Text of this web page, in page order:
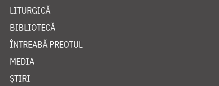
LITURGICĂ
BIBLIOTECĂ
ÎNTREABĂ PREOTUL
MEDIA
ȘTIRI